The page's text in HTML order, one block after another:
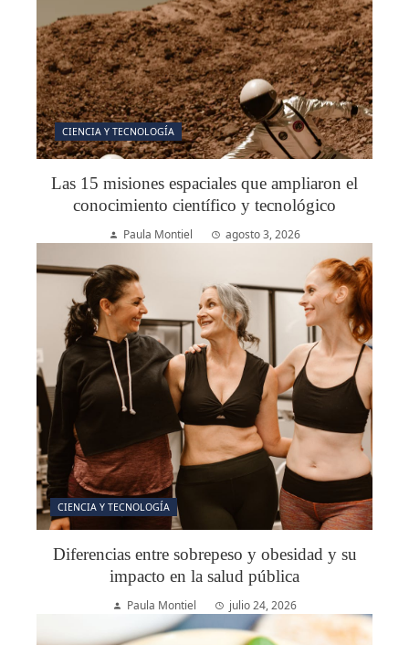
CIENCIA Y TECNOLOGÍA
Las 15 misiones espaciales que ampliaron el
conocimiento científico y tecnológico
Paula Montiel agosto 3, 2026
CIENCIA Y TECNOLOGÍA
Diferencias entre sobrepeso y obesidad y su
impacto en la salud pública
Paula Montiel julio 24, 2026